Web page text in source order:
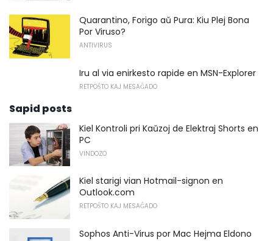
Quarantino, Forigo aŭ Pura: Kiu Plej Bona
Por Viruso?
ANTIVIRUS
Iru al via enirkesto rapide en MSN-Explorer
RETPOŜTO KAJ MESAĜADO
Sapid posts
Kiel Kontroli pri Kaŭzoj de Elektraj Shorts en
PC
VINDOZO
Kiel starigi vian Hotmail-signon en
Outlook.com
RETPOŜTO KAJ MESAĜADO
Sophos Anti-Virus por Mac Hejma Eldono